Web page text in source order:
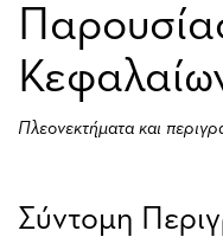
Πλεονεκτήματα και
Σύντομη